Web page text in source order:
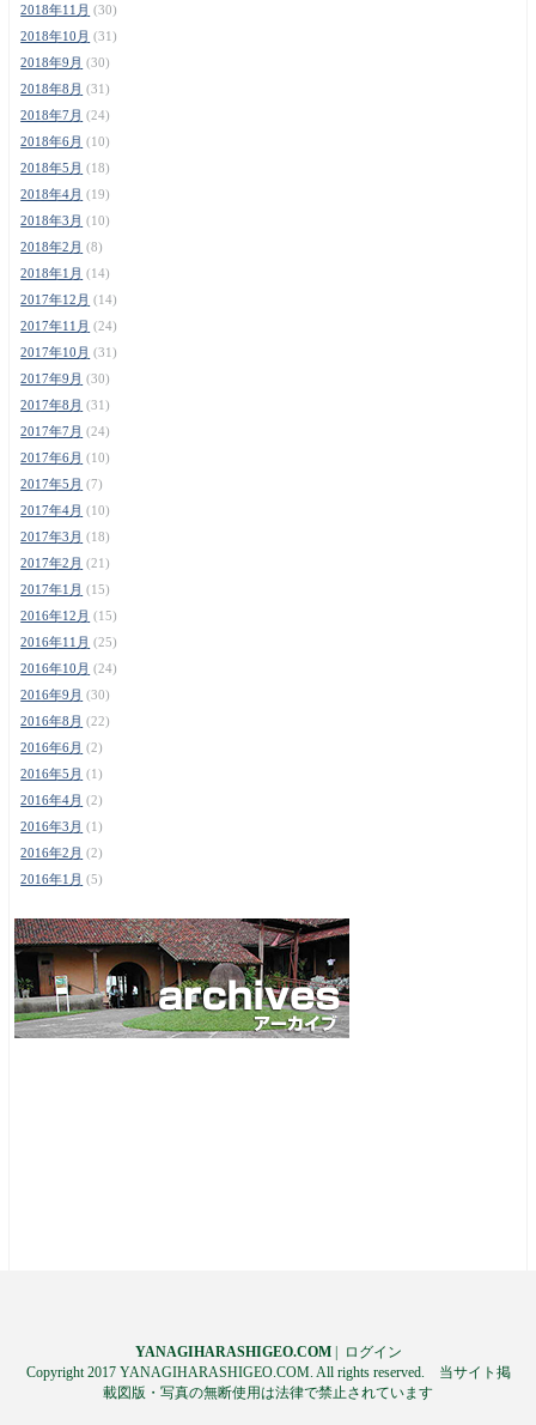
2018年11月 (30)
2018年10月 (31)
2018年9月 (30)
2018年8月 (31)
2018年7月 (24)
2018年6月 (10)
2018年5月 (18)
2018年4月 (19)
2018年3月 (10)
2018年2月 (8)
2018年1月 (14)
2017年12月 (14)
2017年11月 (24)
2017年10月 (31)
2017年9月 (30)
2017年8月 (31)
2017年7月 (24)
2017年6月 (10)
2017年5月 (7)
2017年4月 (10)
2017年3月 (18)
2017年2月 (21)
2017年1月 (15)
2016年12月 (15)
2016年11月 (25)
2016年10月 (24)
2016年9月 (30)
2016年8月 (22)
2016年6月 (2)
2016年5月 (1)
2016年4月 (2)
2016年3月 (1)
2016年2月 (2)
2016年1月 (5)
YANAGIHARASHIGEO.COM|
ログイン
Copyright 2017 YANAGIHARASHIGEO.COM. All rights reserved. 当サイト掲
載図版・写真の無断使用は法律で禁止されています